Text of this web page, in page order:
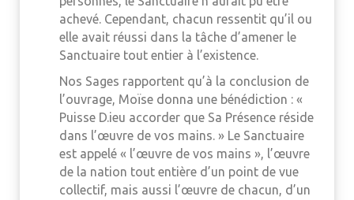
achevé. Cependant, chacun ressentit qu’il ou
elle avait réussi dans la tâche d’amener le
Sanctuaire tout entier à l’existence.
Nos Sages rapportent qu’à la conclusion de
l’ouvrage, Moïse donna une bénédiction : «
Puisse D.ieu accorder que Sa Présence réside
dans l’œuvre de vos mains. » Le Sanctuaire
est appelé « l’œuvre de vos mains », l’œuvre
de la nation tout entière d’un point de vue
collectif, mais aussi l’œuvre de chacun, d’un